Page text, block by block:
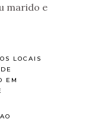
marido e
LOCAIS
EM